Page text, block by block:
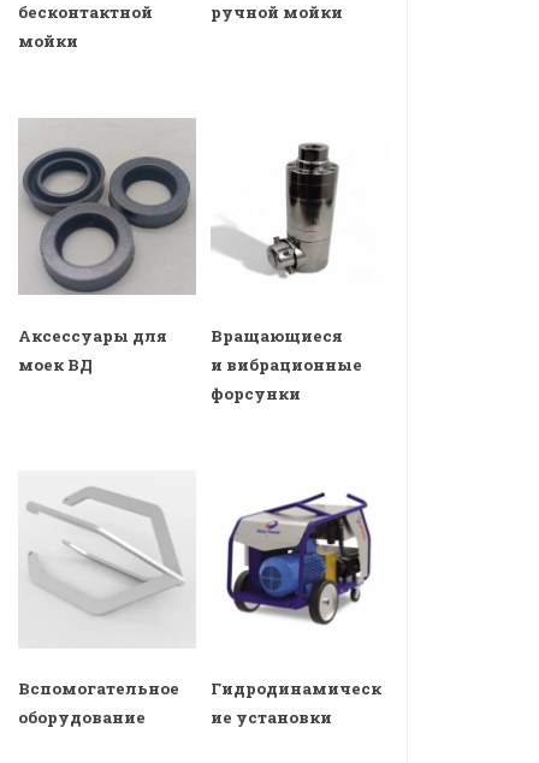
бесконтактной
мойки
ручной мойки
Аксессуары для
моек ВД
Вращающиеся
и вибрационные
форсунки
Вспомогательное
оборудование
Гидродинамическ
ие установки